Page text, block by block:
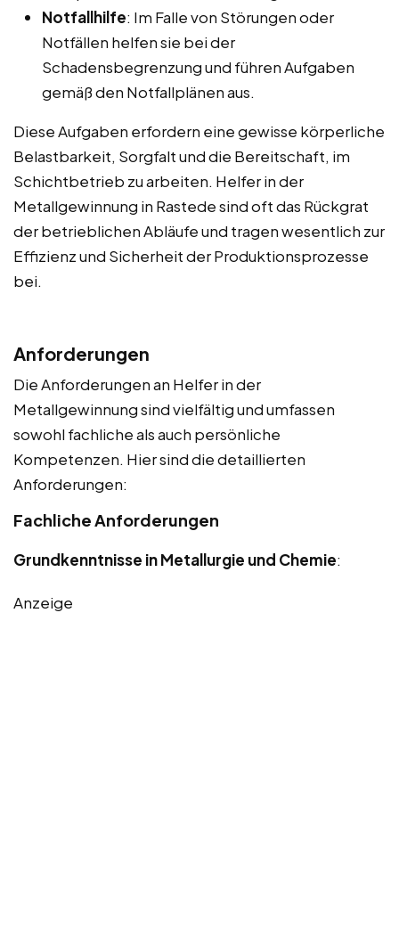
Notfallhilfe: Im Falle von Störungen oder
Notfällen helfen sie bei der
Schadensbegrenzung und führen Aufgaben
gemäß den Notfallplänen aus.
Diese Aufgaben erfordern eine gewisse körperliche
Belastbarkeit, Sorgfalt und die Bereitschaft, im
Schichtbetrieb zu arbeiten. Helfer in der
Metallgewinnung in Rastede sind oft das Rückgrat
der betrieblichen Abläufe und tragen wesentlich zur
Effizienz und Sicherheit der Produktionsprozesse
bei.
Anforderungen
Die Anforderungen an Helfer in der
Metallgewinnung sind vielfältig und umfassen
sowohl fachliche als auch persönliche
Kompetenzen. Hier sind die detaillierten
Anforderungen:
Fachliche Anforderungen
Grundkenntnisse in Metallurgie und Chemie:
Anzeige